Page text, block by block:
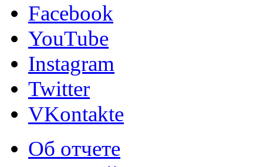
Facebook
YouTube
Instagram
Twitter
VKontakte
Об отчете